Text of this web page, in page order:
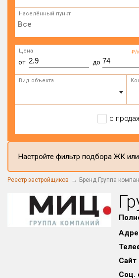
Населённый пункт
₽/
Цена
от до
Вид объекта
с
Настройте фильтр подбора ЖК
Реестр застройщиков Бренд Группа
Сайт
Соц.